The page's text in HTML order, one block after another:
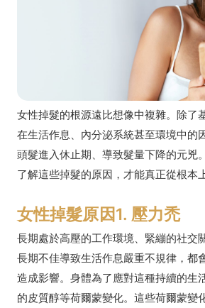
女性掉髮的根源遠比想像中複雜。除了
在生活作息、內分泌系統甚至環境中的
頭髮進入休止期、導致髮量下降的元兇
了解這些掉髮的原因，才能真正從根本
女性掉髮原因1. 壓力禿
長期處於高壓的工作環境、緊繃的社交
長期不佳導致生活作息嚴重不規律，都
造成影響。身體為了應對這種持續的生
的皮質醇等荷爾蒙變化。這些荷爾蒙變